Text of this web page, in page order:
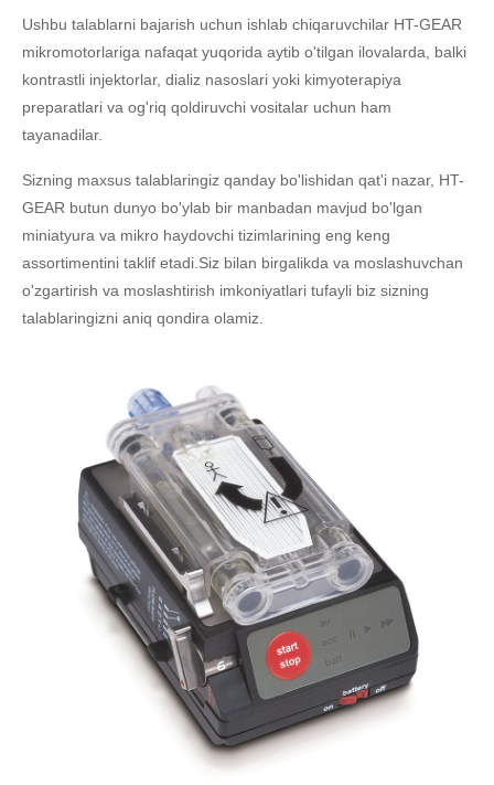
Ushbu talablarni bajarish uchun ishlab chiqaruvchilar HT-GEAR
mikromotorlariga nafaqat yuqorida aytib o'tilgan ilovalarda, balki
kontrastli injektorlar, dializ nasoslari yoki kimyoterapiya
preparatlari va og'riq qoldiruvchi vositalar uchun ham
tayanadilar.
Sizning maxsus talablaringiz qanday bo'lishidan qat'i nazar, HT-
GEAR butun dunyo bo'ylab bir manbadan mavjud bo'lgan
miniatyura va mikro haydovchi tizimlarining eng keng
assortimentini taklif etadi.Siz bilan birgalikda va moslashuvchan
o'zgartirish va moslashtirish imkoniyatlari tufayli biz sizning
talablaringizni aniq qondira olamiz.